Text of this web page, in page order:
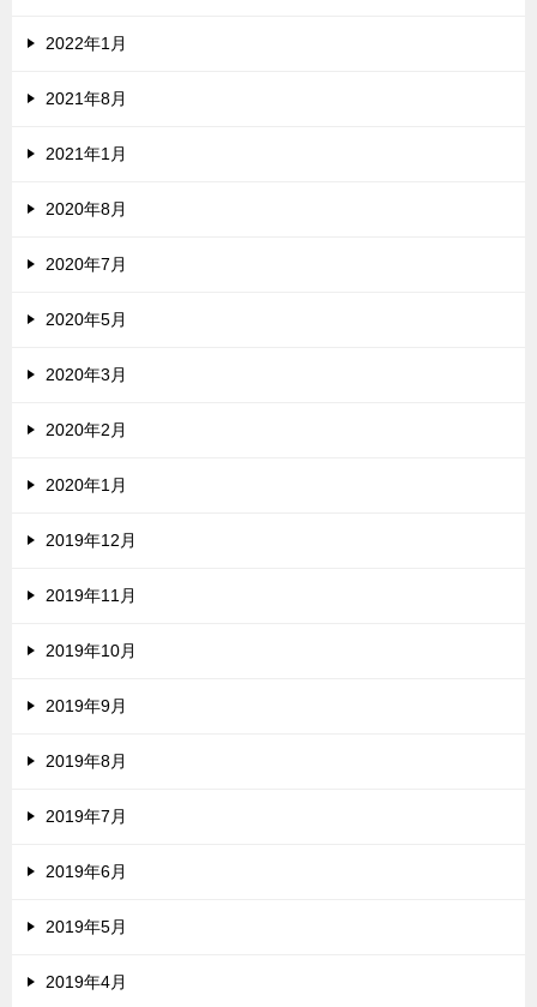
2022年1月
2021年8月
2021年1月
2020年8月
2020年7月
2020年5月
2020年3月
2020年2月
2020年1月
2019年12月
2019年11月
2019年10月
2019年9月
2019年8月
2019年7月
2019年6月
2019年5月
2019年4月